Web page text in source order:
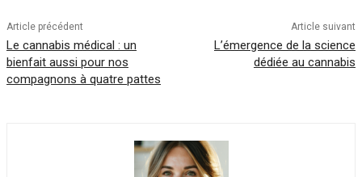
Article précédent
Le cannabis médical : un
bienfait aussi pour nos
compagnons à quatre pattes
Article suivant
L’émergence de la science
dédiée au cannabis